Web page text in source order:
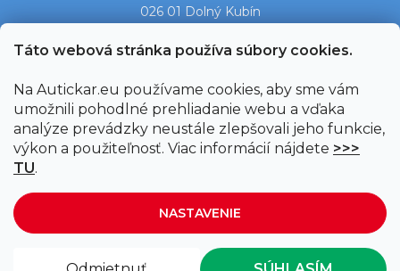
Táto webová stránka používa súbory cookies.
Na Autickar.eu používame cookies, aby sme vám
umožnili pohodlné prehliadanie webu a vďaka
analýze prevádzky neustále zlepšovali jeho funkcie,
výkon a použiteľnosť. Viac informácií nájdete >>>
TU.
NASTAVENIE
026 01 Dolný Kubín
Ukázať na mape →
Vytvoril Shoptet
Upravil Balkys